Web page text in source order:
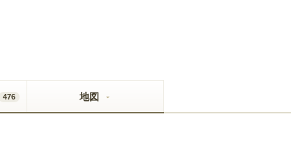
476 地図